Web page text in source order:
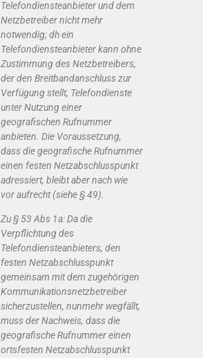
Telefondiensteanbieter und dem
Netzbetreiber nicht mehr
notwendig; dh ein
Telefondiensteanbieter kann ohne
Zustimmung des Netzbetreibers,
der den Breitbandanschluss zur
Verfügung stellt, Telefondienste
unter Nutzung einer
geografischen Rufnummer
anbieten. Die Voraussetzung,
dass die geografische Rufnummer
einen festen Netzabschlusspunkt
adressiert, bleibt aber nach wie
vor aufrecht (siehe § 49).
Zu § 53 Abs 1a: Da die
Verpflichtung des
Telefondiensteanbieters, den
festen Netzabschlusspunkt
gemeinsam mit dem zugehörigen
Kommunikationsnetzbetreiber
sicherzustellen, nunmehr wegfällt,
muss der Nachweis, dass die
geografische Rufnummer einen
ortsfesten Netzabschlusspunkt